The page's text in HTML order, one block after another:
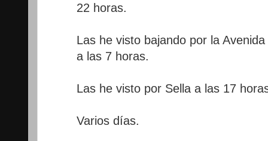
22 horas.
Las he visto bajando por la
a las 7 horas.
Las he visto por Sella a las 17
Varios días.